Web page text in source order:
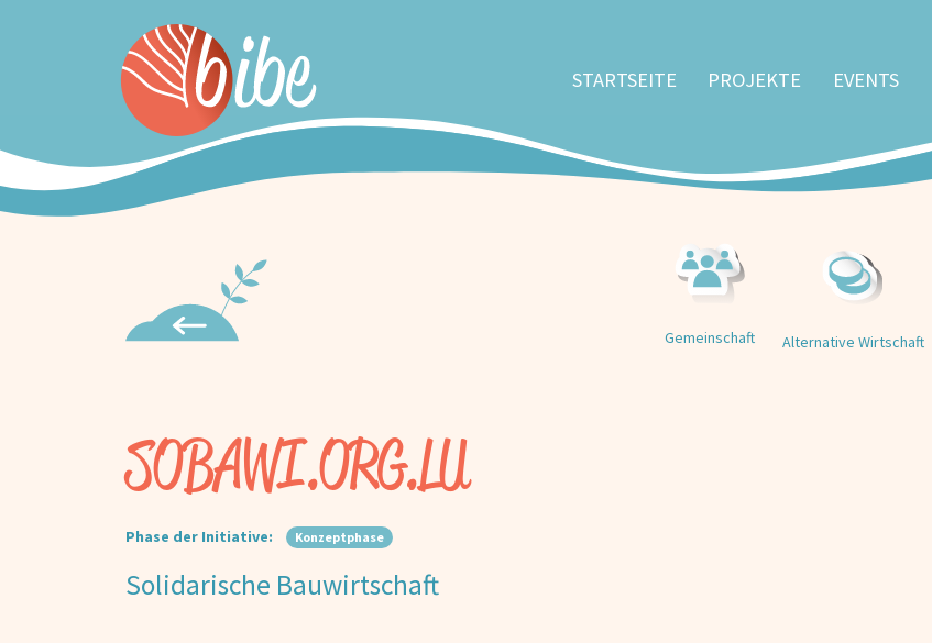
STARTSEITE PROJEKTE EVENTS
Gemeinschaft
Alternative Wirtschaft
SOBAWI.ORG.LU
Phase der Initiative: Konzeptphase
Solidarische Bauwirtschaft